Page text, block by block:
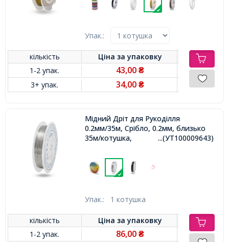
Упак.:
кількість Ціна заупаковку
1-2 упак.
43,00₴
3+ упак. 34,00₴
Мідний Дріт для Рукоділля
0.2мм/35м, Срібло, 0.2мм, близько
35м/котушка,
...(УТ100009643)
Упак.: 1 котушка
кількість Ціна заупаковку
1-2 упак.
86,00₴